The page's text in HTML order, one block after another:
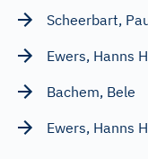
Scheerbart,
Ewers, Hanns
Bachem, Bele
Ewers, Hanns